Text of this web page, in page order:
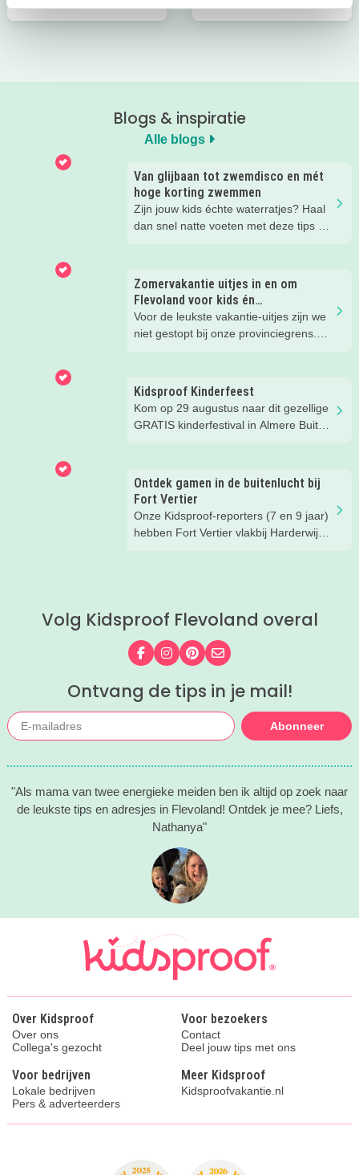
Blogs & inspiratie
Alle blogs
Van glijbaan tot zwemdisco en mét
hoge korting zwemmen
Zijn jouw kids échte waterratjes? Haal
dan snel natte voeten met deze tips bij
en spetter uren in het water. Check de
Super Zomer Deal en geniet samen
met je (klein)kids van vrijzwemmen en
een patatje met saus + verkoelende
slush puppie voor maar 11 euro per
het water tijdens de populaire
zwemdisco's.
Zomervakantie uitjes in en om
Flevoland voor kids én
(groot)ouders.
Voor de leukste vakantie-uitjes zijn we
niet gestopt bij onze provinciegrens.
daarbuiten, op maximaal 1 uur rijden.
Zo glijd jij glansrijk die 6 weken
zomervakantie door.
Kidsproof Kinderfeest
Kom op 29 augustus naar dit gezellige
GRATIS kinderfestival in Almere Buiten
Ontdek gamen in de buitenlucht bij
Fort Vertier
Onze Kidsproof-reporters (7 en 9 jaar)
hebben Fort Vertier vlakbij Harderwijk
Volg Kidsproof Flevoland overal
Volg ons op Facebook
Volg ons op Instagram
Volg ons op Pinterest
Mail ons
Ontvang de tips in je mail!
Abonneer
"Als mama van twee energieke meiden ben ik altijd op zoek naar
de leukste tips en adresjes in Flevoland! Ontdek je mee? Liefs,
Nathanya"
Over Kidsproof
Over ons
Collega's gezocht
Voor bezoekers
Contact
Deel jouw tips met ons
Voor bedrijven
Lokale bedrijven
Pers & adverteerders
Meer Kidsproof
Kidsproofvakantie.nl